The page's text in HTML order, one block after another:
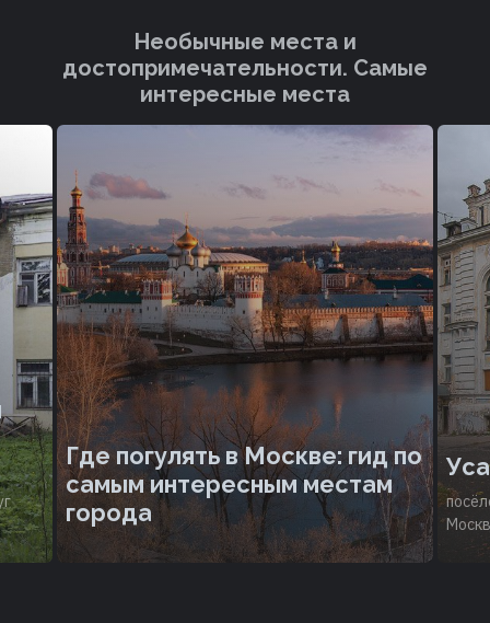
Необычные места и
достопримечательности. Cамые
интересные места
Где погулять в Москве: гид по
самым интересным местам
города